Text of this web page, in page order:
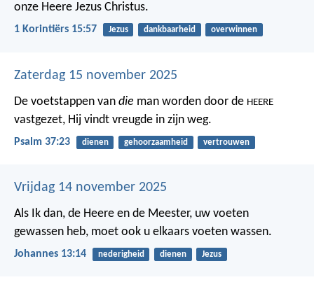
onze Heere Jezus Christus.
1 Korintiërs 15:57 Jezus dankbaarheid overwinnen
Zaterdag 15 november 2025
De voetstappen van die man worden door de HEERE
vastgezet, Hij vindt vreugde in zijn weg.
Psalm 37:23 dienen gehoorzaamheid vertrouwen
Vrijdag 14 november 2025
Als Ik dan, de Heere en de Meester, uw voeten
gewassen heb, moet ook u elkaars voeten wassen.
Johannes 13:14 nederigheid dienen Jezus